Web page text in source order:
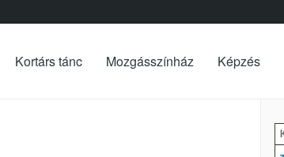
Kortárs tánc Mozgásszínház Képzés